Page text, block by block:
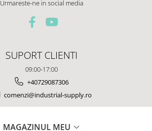
Urmareste-ne in social media
SUPORT CLIENTI
09:00-17:00
+40729087306
comenzi@industrial-supply.ro
MAGAZINUL MEU